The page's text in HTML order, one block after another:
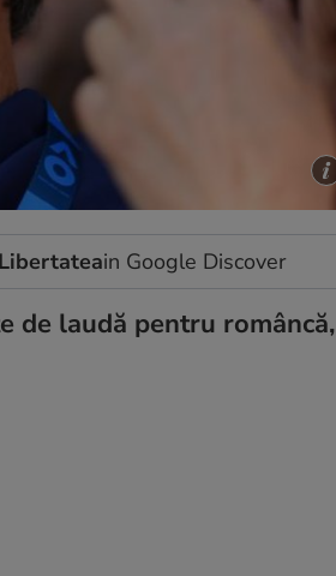
Libertateain Google Discover
de laudă pentru româncă,